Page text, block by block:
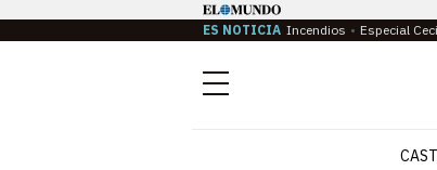
ES NOTICIA Incendios Especial
Menú